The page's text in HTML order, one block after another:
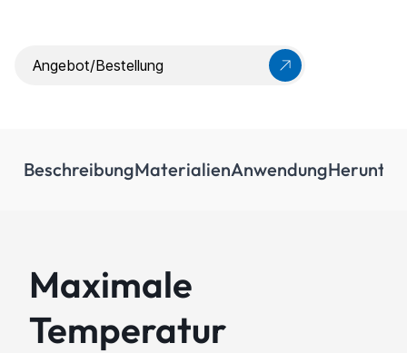
Angebot/Bestellung
BeschreibungMaterialienAnwendung
Maximale
Temperatur